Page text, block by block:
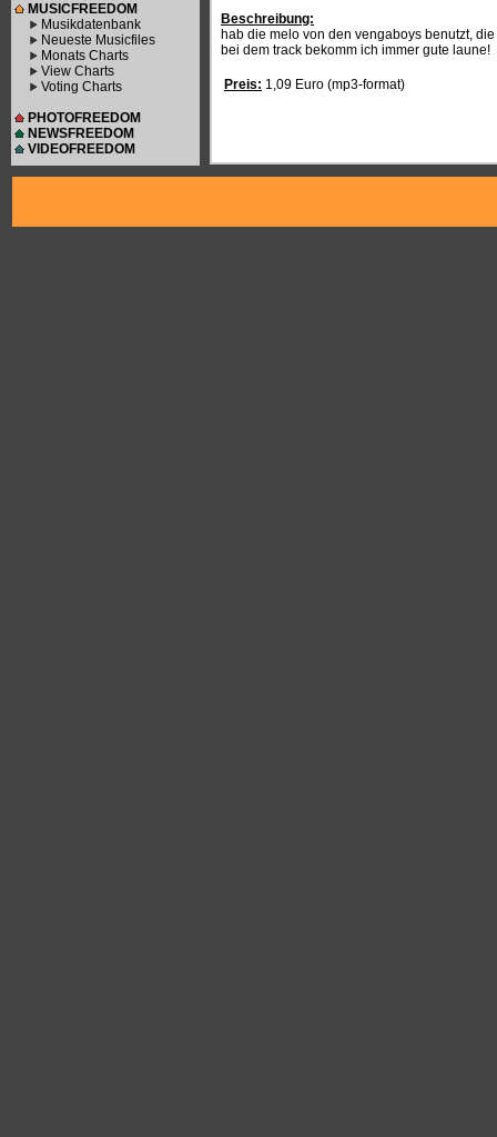
MUSICFREEDOM
Musikdatenbank
Neueste Musicfiles
Monats Charts
View Charts
Voting Charts
PHOTOFREEDOM
NEWSFREEDOM
VIDEOFREEDOM
Beschreibung:
hab die melo von den vengaboys benutzt,
bei dem track bekomm ich immer gute laune!
Preis: 1,09 Euro (mp3-format)